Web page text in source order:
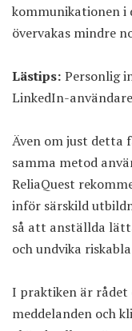
kommunikationen i
övervakas mindre
Lästips: Personlig
LinkedIn-
Även om just detta
samma metod
ReliaQuest
inför särskild
så att anställda
och undvika
I praktiken är rådet
meddelanden och